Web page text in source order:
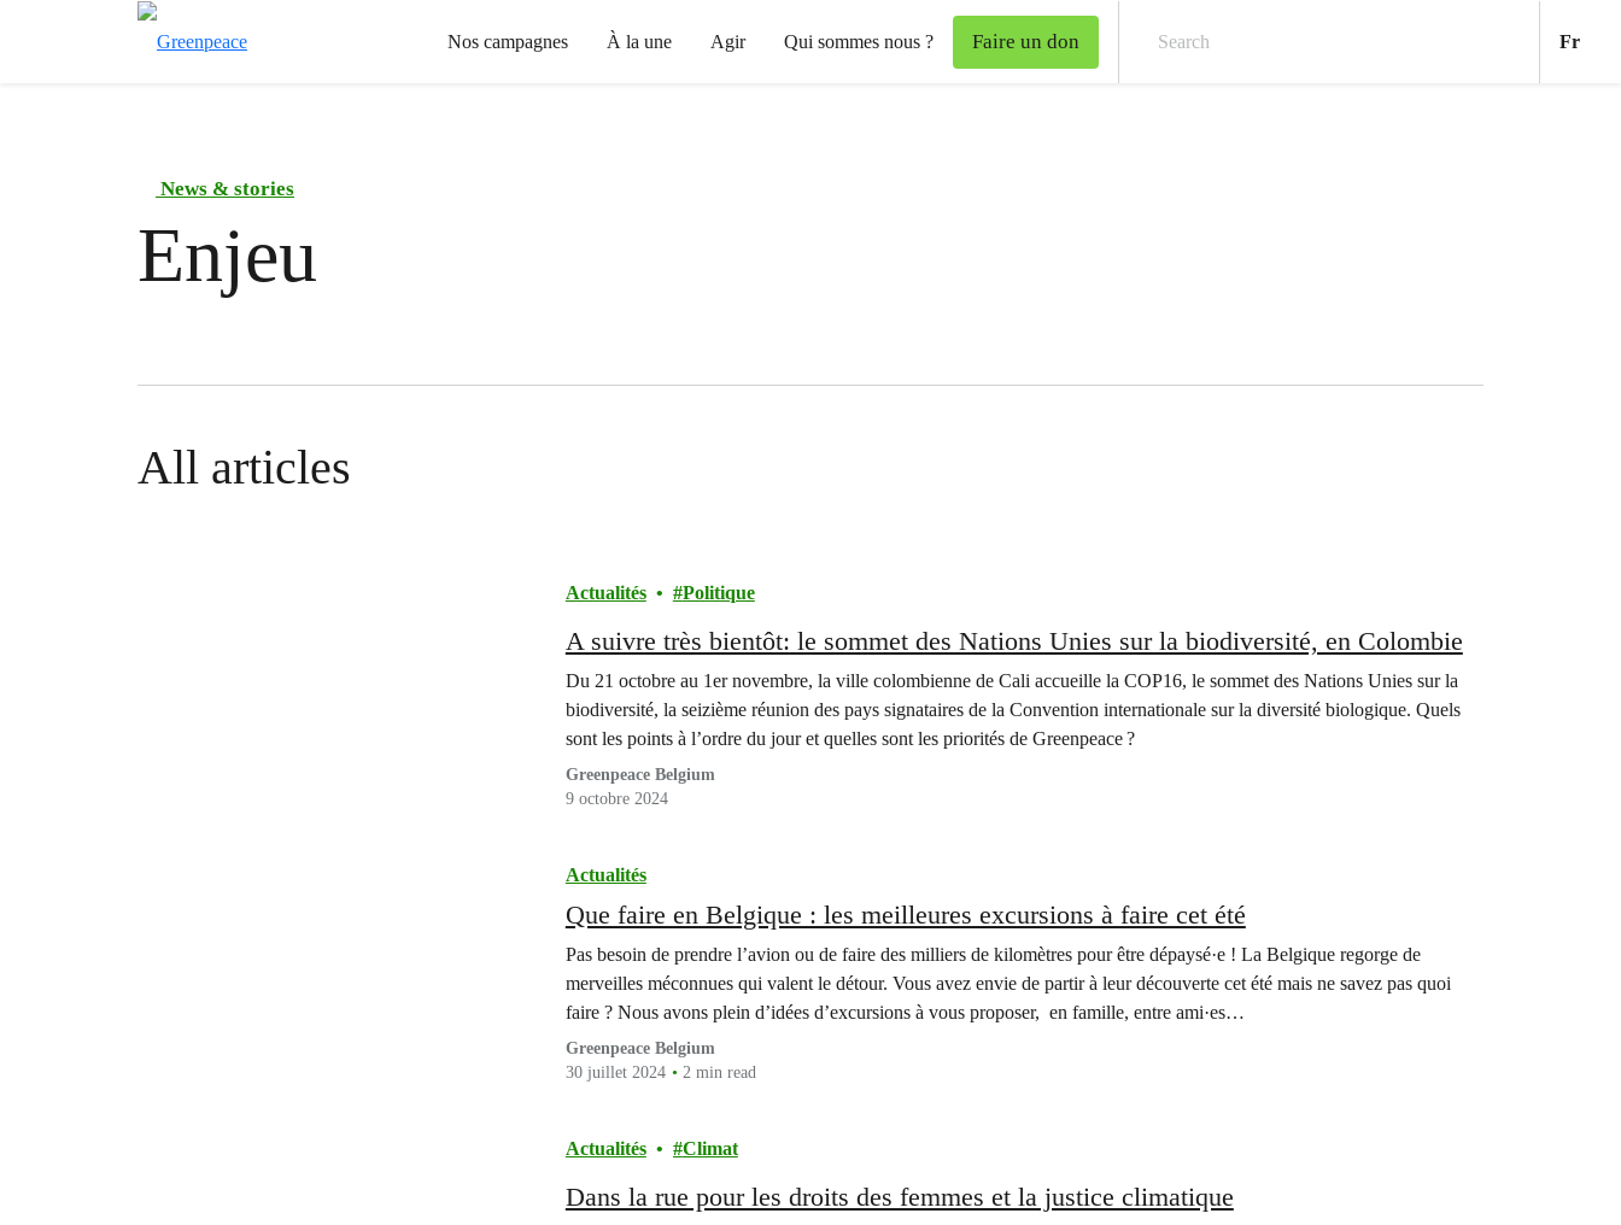
Nos campagnes À la une Agir Qui sommes nous ? Faire un don Fr
News & stories
Enjeu
All articles
Actualités Politique
A suivre très bientôt: le sommet des Nations Unies sur la biodiversité, en Colombie
Du 21 octobre au 1er novembre, la ville colombienne de Cali accueille la COP16, le sommet des Nations Unies sur la
biodiversité, la seizième réunion des pays signataires de la Convention internationale sur la diversité biologique. Quels
sont les points à l’ordre du jour et quelles sont les priorités de Greenpeace ?
Greenpeace Belgium
9 octobre 2024
Actualités
Que faire en Belgique : les meilleures excursions à faire cet été
Pas besoin de prendre l’avion ou de faire des milliers de kilomètres pour être dépaysé·e ! La Belgique regorge de
merveilles méconnues qui valent le détour. Vous avez envie de partir à leur découverte cet été mais ne savez pas quoi
faire ? Nous avons plein d’idées d’excursions à vous proposer, en famille, entre ami·es…
Greenpeace Belgium
30 juillet 2024
2 min read
Actualités Climat
Dans la rue pour les droits des femmes et la justice climatique